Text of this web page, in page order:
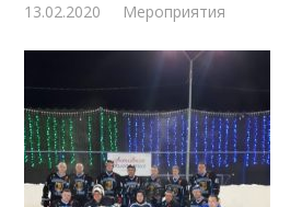
13.02.2020 Мероприятия